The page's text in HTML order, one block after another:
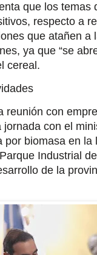
que los temas
respecto a
que atañen a
ya que “se
cereal.
reunión con
con el
por biomasa en la
Industrial
de la